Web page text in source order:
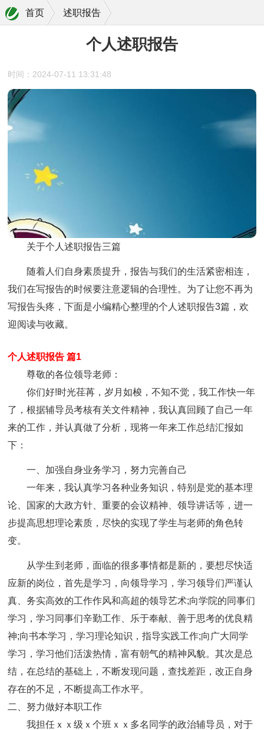
首页 述职报告
个人述职报告
时间：2024-07-11 13:31:48
关于个人述职报告三篇
随着人们自身素质提升，报告与我们的生活紧密相连，
我们在写报告的时候要注意逻辑的合理性。为了让您不再为
写报告头疼，下面是小编精心整理的个人述职报告3篇，欢
迎阅读与收藏。
个人述职报告 篇1
尊敬的各位领导老师：
你们好!时光荏苒，岁月如梭，不知不觉，我工作快一年
了，根据辅导员考核有关文件精神，我认真回顾了自己一年
来的工作，并认真做了分析，现将一年来工作总结汇报如
下：
一、加强自身业务学习，努力完善自己
一年来，我认真学习各种业务知识，特别是党的基本理
论、国家的大政方针、重要的会议精神、领导讲话等，进一
步提高思想理论素质，尽快的实现了学生与老师的角色转
变。
从学生到老师，面临的很多事情都是新的，要想尽快适
应新的岗位，首先是学习，向领导学习，学习领导们严谨认
真、务实高效的工作作风和高超的领导艺术;向学院的同事们
学习，学习同事们辛勤工作、乐于奉献、善于思考的优良精
神;向书本学习，学习理论知识，指导实践工作;向广大同学
学习，学习他们活泼热情，富有朝气的精神风貌。其次是总
结，在总结的基础上，不断发现问题，查找差距，改正自身
存在的不足，不断提高工作水平。
二、努力做好本职工作
我担任ｘｘ级ｘ个班ｘｘ多名同学的政治辅导员，对于